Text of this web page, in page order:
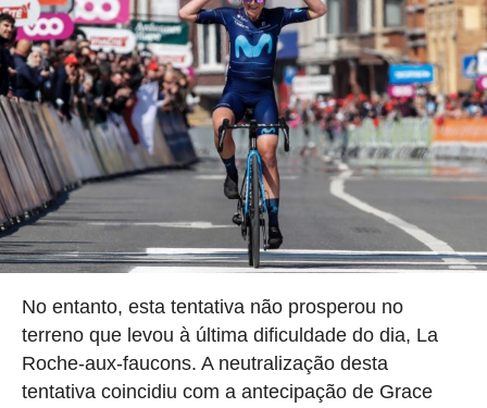
No entanto, esta tentativa não prosperou no
terreno que levou à última dificuldade do dia, La
Roche-aux-faucons. A neutralização desta
tentativa coincidiu com a antecipação de Grace